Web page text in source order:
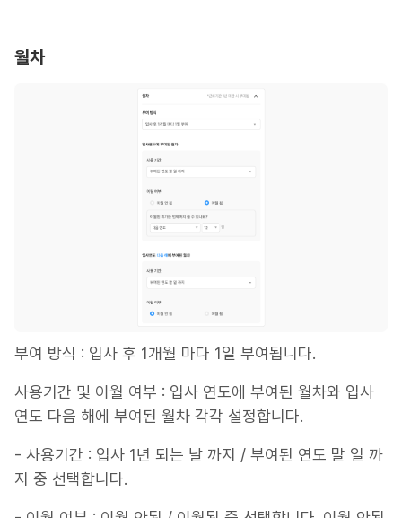
월차
부여 방식 : 입사 후 1개월 마다 1일 부여됩니다.
사용기간 및 이월 여부 : 입사 연도에 부여된 월차와 입사
연도 다음 해에 부여된 월차 각각 설정합니다.
- 사용기간 : 입사 1년 되는 날 까지 / 부여된 연도 말 일 까
지 중 선택합니다.